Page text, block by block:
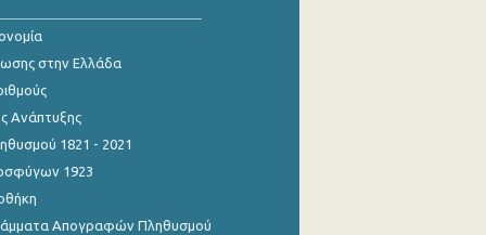
στην Ελλάδα
Ανάπτυξης
1821 - 2021
1923
Απογραφών Πληθυσμού